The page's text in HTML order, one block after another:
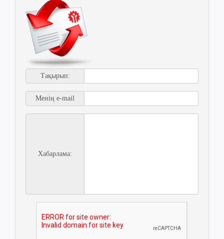
Тақырып:
Менің e-mail
Хабарлама: